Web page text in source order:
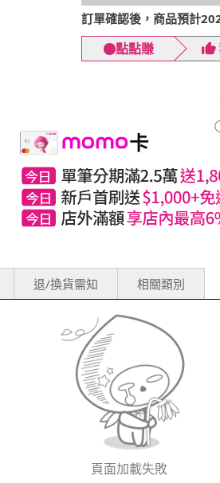
訂單確認後，商品預計
點點賺
退/換貨需知 相關類別
頁面加載失敗